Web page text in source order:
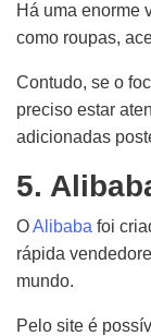
Há uma enorme
como roupas,
Contudo, se o
preciso estar
adicionadas
5.
OAlibaba foi
rápida
mundo.
Pelo site é